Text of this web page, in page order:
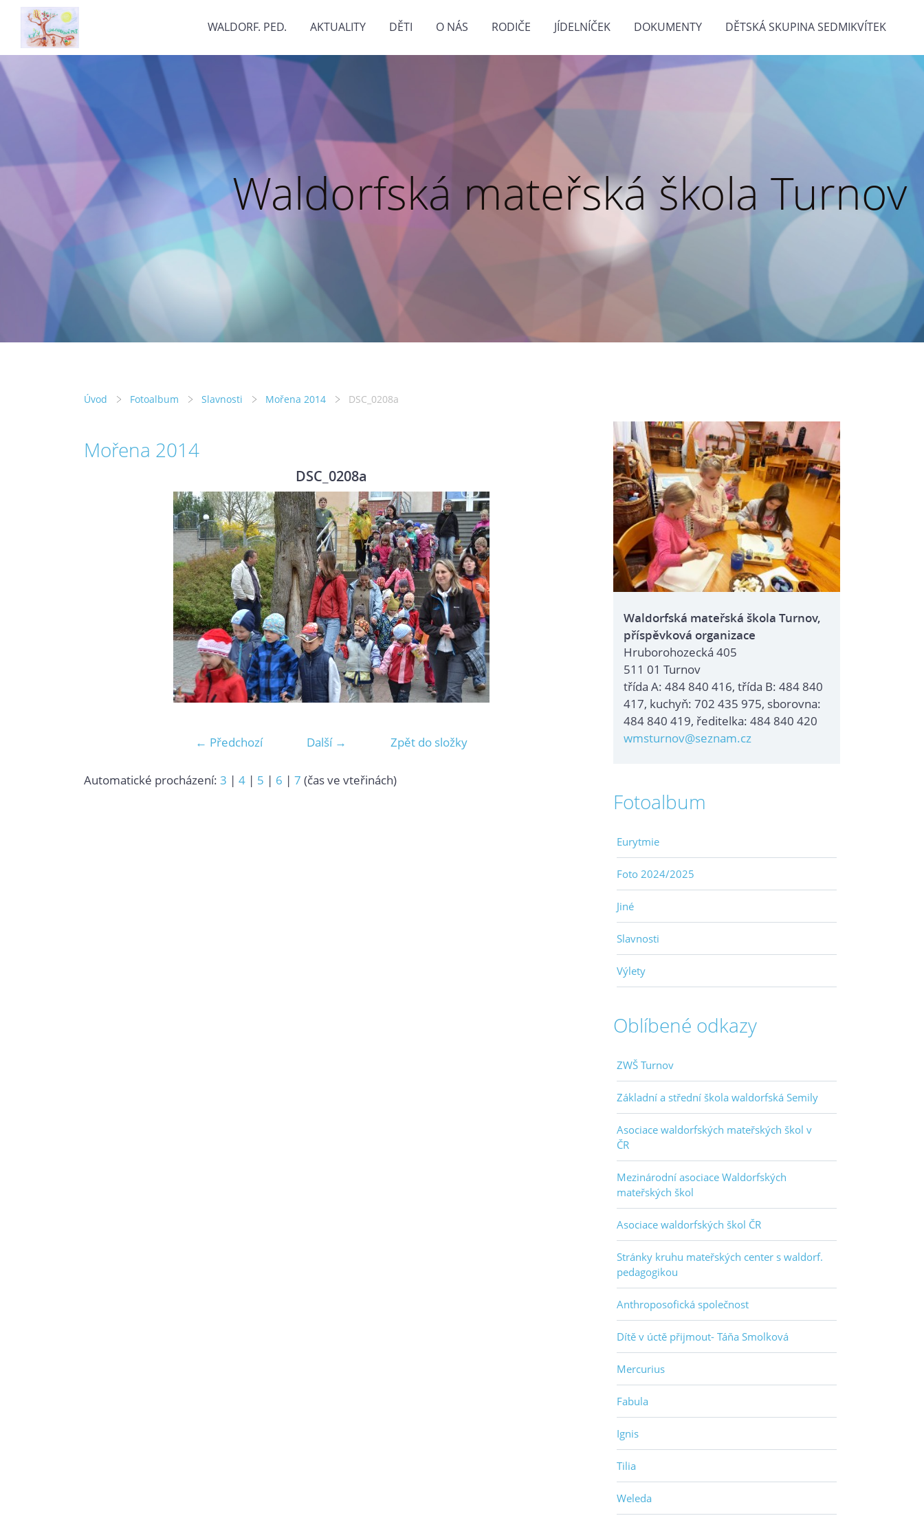
WALDORF. PED. AKTUALITY DĚTI O NÁS RODIČE JÍDELNÍČEK DOKUMENTY DĚTSKÁ SKUPINA SEDMIKVÍTEK
Waldorfská mateřská škola Turnov
Úvod Fotoalbum Slavnosti Mořena 2014 DSC_0208a
Mořena 2014
DSC_0208a
← Předchozí Další → Zpět do složky
Automatické procházení: 3 | 4 | 5 | 6 | 7 (čas ve vteřinách)
Waldorfská mateřská škola Turnov,
příspěvková organizace
Hruborohozecká 405
511 01 Turnov
třída A: 484 840 416, třída B: 484 840
417, kuchyň: 702 435 975, sborovna:
484 840 419, ředitelka: 484 840 420
wmsturnov@seznam.cz
Fotoalbum
Eurytmie
Foto 2024/2025
Jiné
Slavnosti
Výlety
Oblíbené odkazy
ZWŠ Turnov
Základní a střední škola waldorfská Semily
Asociace waldorfských mateřských škol v
ČR
Mezinárodní asociace Waldorfských
mateřských škol
Asociace waldorfských škol ČR
Stránky kruhu mateřských center s waldorf.
pedagogikou
Anthroposofická společnost
Dítě v úctě přijmout- Táňa Smolková
Mercurius
Fabula
Ignis
Tilia
Weleda